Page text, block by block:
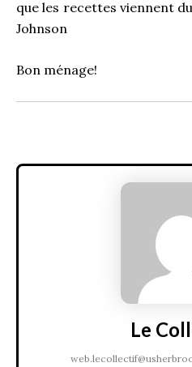
que les recettes viennent
Johnson
Bon ménage!
Le